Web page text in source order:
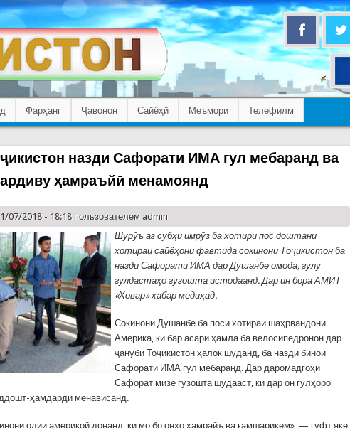
Фарҳанг Ҷавонон Сайёҳӣ Меъмори Телефилм
назди Сафорати ИМА гул мебаранд ва
ҳамраъйӣ менамоянд
07/2018 - 18:18 пользователем admin
Шурӯъ аз субҳи имрӯз ба хотири пос доштани
хотираи сайёҳони фавтида сокинони Тоҷикистон ба
назди Сафорати ИМА дар Душанбе омода, гулу
гулдастаҳо гузошта истодаанд. Дар ин бора АМИТ
«Ховар» хабар медиҳад.
Сокинони Душанбе ба поси хотираи шаҳрвандони
Америка, ки бар асари ҳамла ба велосипедронон дар
ҷануби Тоҷикистон ҳалок шуданд, ба назди бинои
Сафорати ИМА гул мебаранд. Дар даромадгоҳи
Сафорат мизе гузошта шудааст, ки дар он гулҳоро
ҳамдардӣ менависанд.
одии америкоӣ донанд, ки мо бо онҳо ҳамрайъ ва ғамшарикем», — гуфт яке